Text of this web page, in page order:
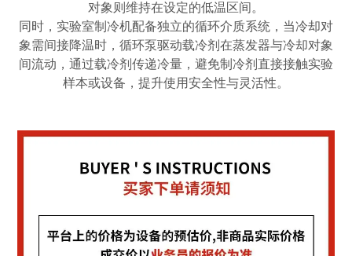
对象则维持在设定的低温区间。
同时，实验室制冷机配备独立的循环介质系统，当冷却对
象需间接降温时，循环泵驱动载冷剂在蒸发器与冷却对象
间流动，通过载冷剂传递冷量，避免制冷剂直接接触实验
样本或设备，提升使用安全性与灵活性。